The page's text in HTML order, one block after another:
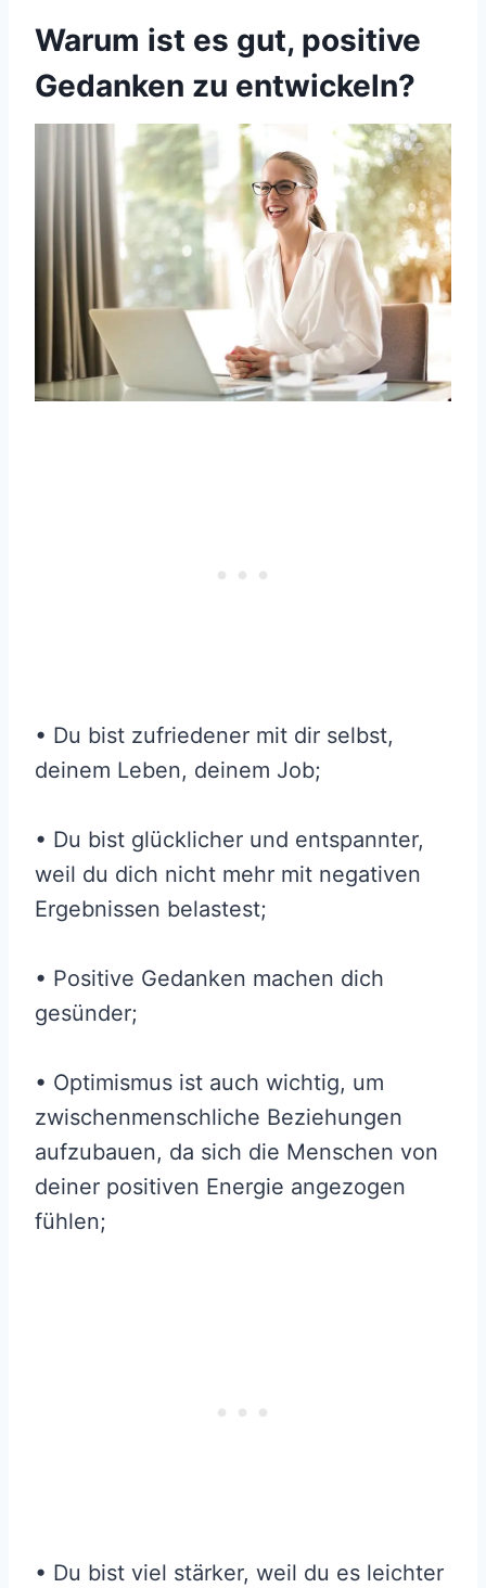
Warum ist es gut, positive
Gedanken zu entwickeln?
• Du bist zufriedener mit dir selbst,
deinem Leben, deinem Job;
• Du bist glücklicher und entspannter,
weil du dich nicht mehr mit negativen
Ergebnissen belastest;
• Positive Gedanken machen dich
gesünder;
• Optimismus ist auch wichtig, um
zwischenmenschliche Beziehungen
aufzubauen, da sich die Menschen von
deiner positiven Energie angezogen
fühlen;
• Du bist viel stärker, weil du es leichter